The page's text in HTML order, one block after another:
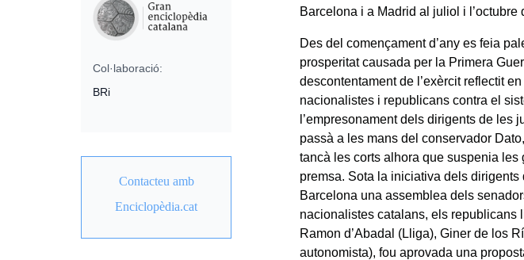
Barcelona i a Madrid al juliol i l’octubre
Des del començament d’any es feia
prosperitat causada per la Primera
descontentament de l’exèrcit reflectit
nacionalistes i republicans contra el
l’empresonament dels dirigents de
passà a les mans del conservador
tancà les corts alhora que suspenia
premsa. Sota la iniciativa dels
Barcelona una assemblea dels
nacionalistes catalans, els republicans
Ramon d’Abadal (Lliga), Giner de los
autonomista), fou aprovada una
Col·laboració:
BRi
Contacteu amb
Enciclopèdia.cat